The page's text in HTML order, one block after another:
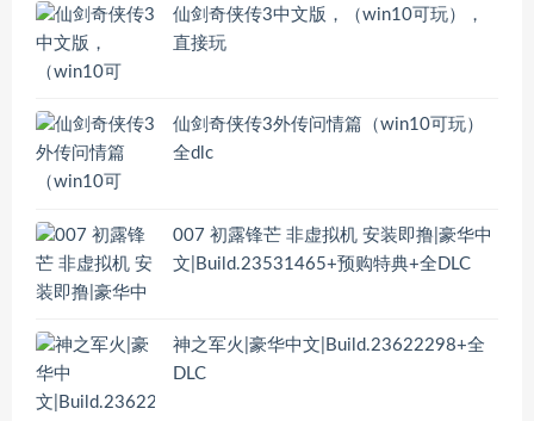
仙剑奇侠传3中文版，（win10可玩），
直接玩
仙剑奇侠传3外传问情篇（win10可玩）
全dlc
007 初露锋芒 非虚拟机 安装即撸|豪华中
文|Build.23531465+预购特典+全DLC
神之军火|豪华中文|Build.23622298+全
DLC